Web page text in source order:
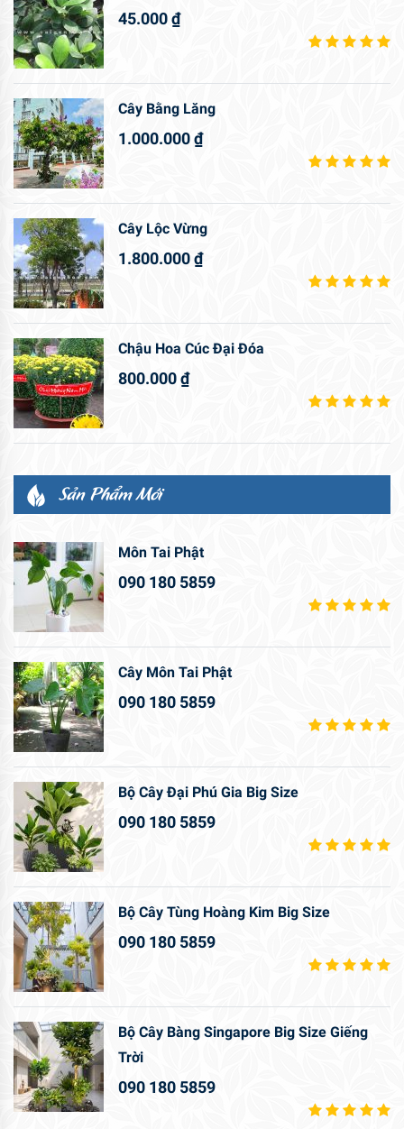
45.000₫
Cây Bằng Lăng
1.000.000₫
Cây Lộc Vừng
1.800.000₫
Chậu Hoa Cúc Đại Đóa
800.000₫
Sản Phẩm Mới
Môn Tai Phật
090 180 5859
Cây Môn Tai Phật
090 180 5859
Bộ Cây Đại Phú Gia Big Size
090 180 5859
Bộ Cây Tùng Hoàng Kim Big Size
090 180 5859
Bộ Cây Bàng Singapore Big Size Giếng
Trời
090 180 5859